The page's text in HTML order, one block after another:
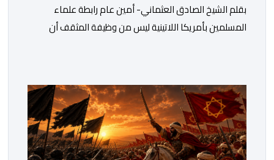
بقلم الشيخ الصادق العثماني- أمين عام رابطة علماء
المسلمين بأمريكا اللاتينية ليس من وظيفة المثقف أن
أو يجعل من الأزمات الاجتماعية مادة لإنتاج المزيد من
اليأس، فالمثقف أو المفكر ، في التصور الإسلامي
والمقاصدي […]